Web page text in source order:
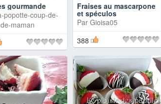
gourmande
popotte-coup-de-
maman
Fraises au mascarpone
et spéculos
Par Gioisa05
388